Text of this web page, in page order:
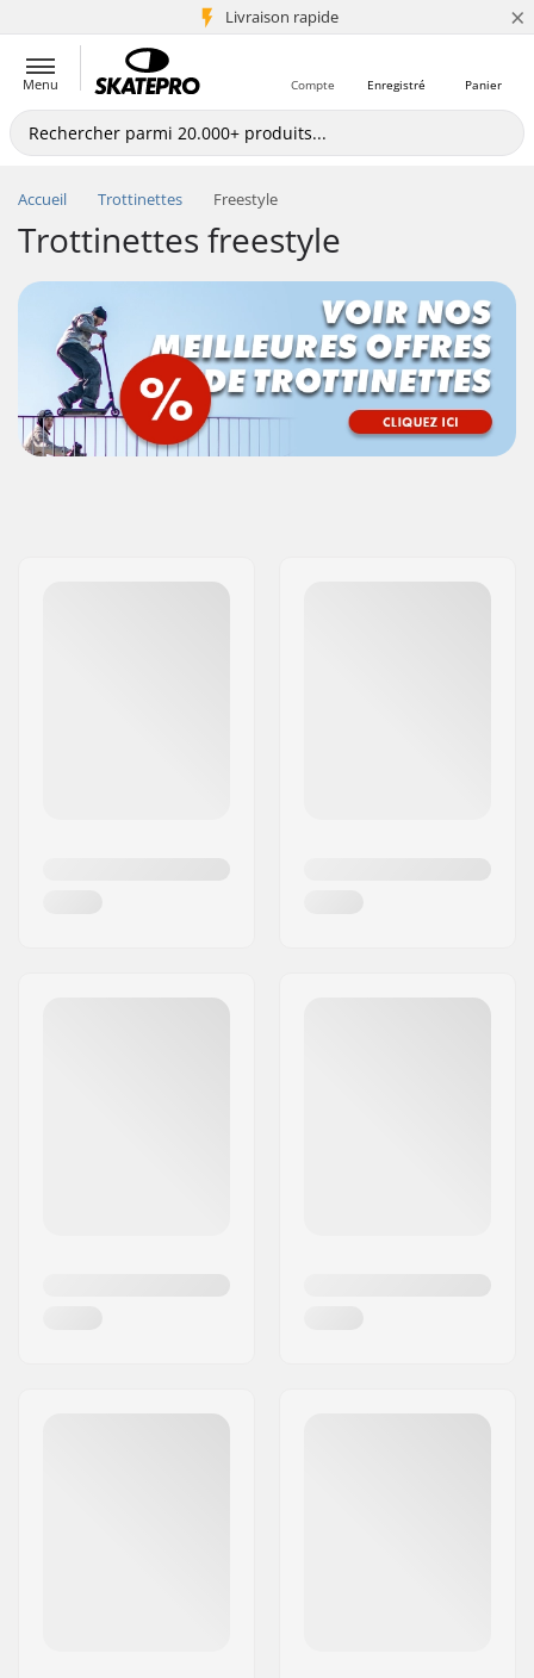
Livraison rapide
+5 mio de clients ×
Menu Panier
Enregistré
Compte
Accueil Trottinettes Freestyle
Trottinettes freestyle